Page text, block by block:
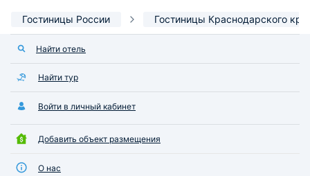
Гостиницы России Гостиницы Краснодарского
Найти отель
Найти тур
Войти в личный кабинет
Добавить объект размещения
О нас